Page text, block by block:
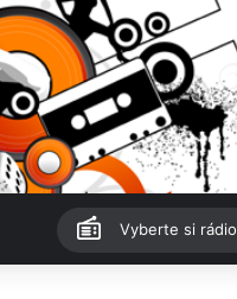
Vyberte si rádio